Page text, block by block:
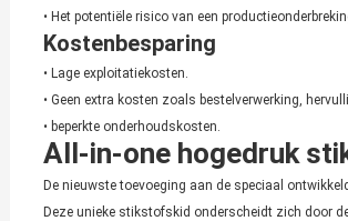
• Het potentiële risico van een
Kostenbesparing
• Lage exploitatiekosten.
• Geen extra kosten zoals bestelverwerking,
• beperkte onderhoudskosten.
All-in-one hogedruk
De nieuwste toevoeging aan de speciaal
Deze unieke stikstofskid onderscheidt zich door